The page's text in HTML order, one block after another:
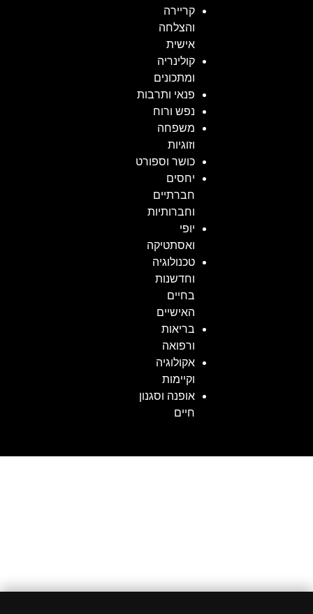
קריירה
והצלחה
אישית
קולינריה
ומתכונים
פנאי ותרבות
נפש ורוח
משפחה
וזוגיות
כושר וספורט
יחסים
חברתיים
וחברותיות
יופי
ואסתטיקה
טכנולוגיה
וחדשנות
בחיים
האישיים
בריאות
ורפואה
אקולוגיה
וקיימות
אופנה וסגנון
חיים